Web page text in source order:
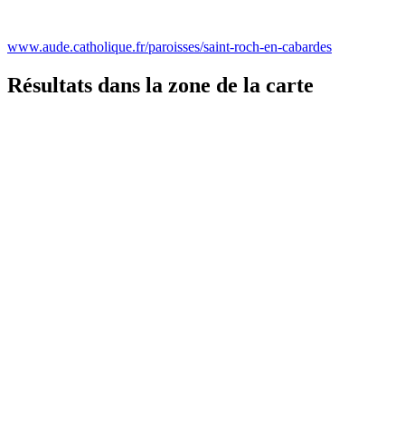
www.aude.catholique.fr/paroisses/saint-roch-en-cabardes
Résultats dans la zone de la carte